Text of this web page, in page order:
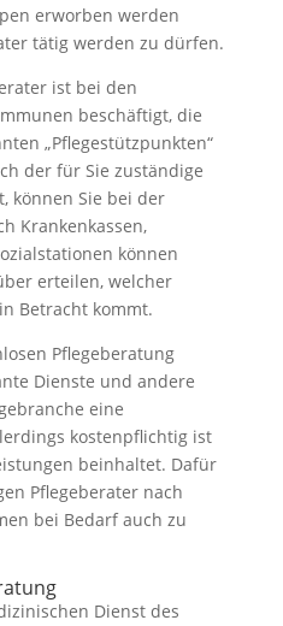
erworben werden
tätig werden zu dürfen.
ist bei den
beschäftigt, die
„Pflegestützpunkten“
der für Sie zuständige
können Sie bei der
Krankenkassen,
können
erteilen, welcher
Betracht kommt.
Pflegeberatung
Dienste und andere
eine
kostenpflichtig ist
beinhaltet. Dafür
Pflegeberater nach
bei Bedarf auch zu
Dienst des